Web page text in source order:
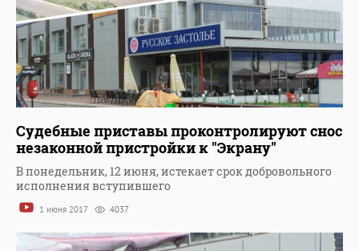
Судебные приставы проконтролируют снос
незаконной пристройки к "Экрану"
В понедельник, 12 июня, истекает срок добровольного
исполнения вступившего
1 июня 2017 4037